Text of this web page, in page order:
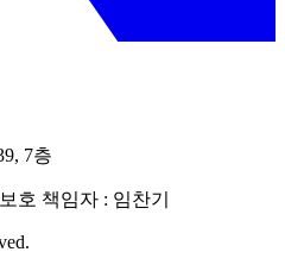
7층
호 책임자 : 임찬기